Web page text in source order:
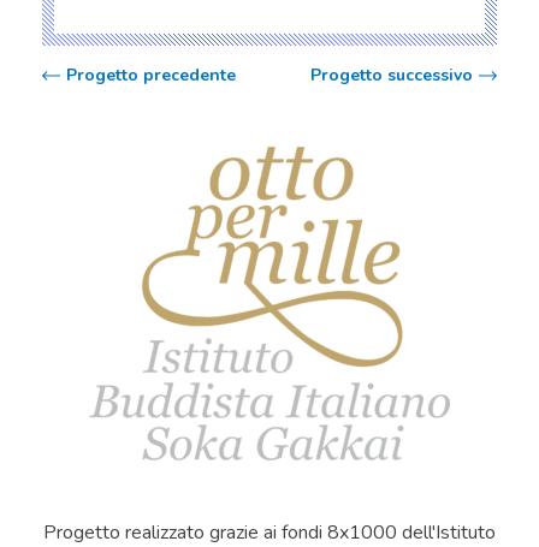
Progetto precedente Progetto successivo
Progetto realizzato grazie ai fondi 8x1000 dell'Istituto